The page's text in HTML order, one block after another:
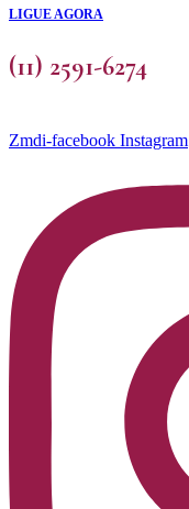
LIGUE AGORA
(11) 2591-6274
Zmdi-facebook Instagram